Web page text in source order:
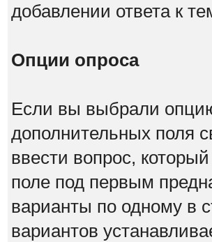
добавлении ответа к
Опции опроса
Если вы выбрали
дополнительных поля
ввести вопрос,
поле под первым
варианты по одному в
вариантов